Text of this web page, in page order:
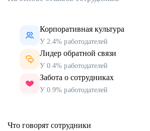
Корпоративная культура
У 2.4% работодателей
Лидер обратной связи
У 0.4% работодателей
Забота о сотрудниках
У 0.9% работодателей
Что говорят сотрудники